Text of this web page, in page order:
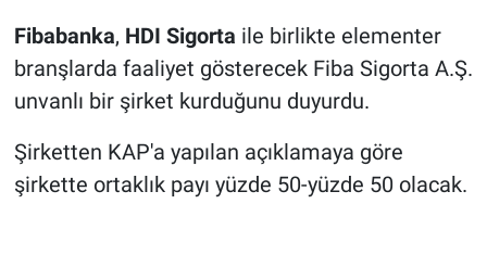
Fibabanka, HDI Sigorta ile birlikte elementer
branşlarda faaliyet gösterecek Fiba Sigorta A.Ş.
unvanlı bir şirket kurduğunu duyurdu.
Şirketten KAP'a yapılan açıklamaya göre
şirkette ortaklık payı yüzde 50-yüzde 50 olacak.